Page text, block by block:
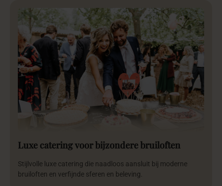
Luxe catering voor bijzondere bruiloften
Stijlvolle luxe catering die naadloos aansluit bij moderne
bruiloften en verfijnde sferen en beleving.